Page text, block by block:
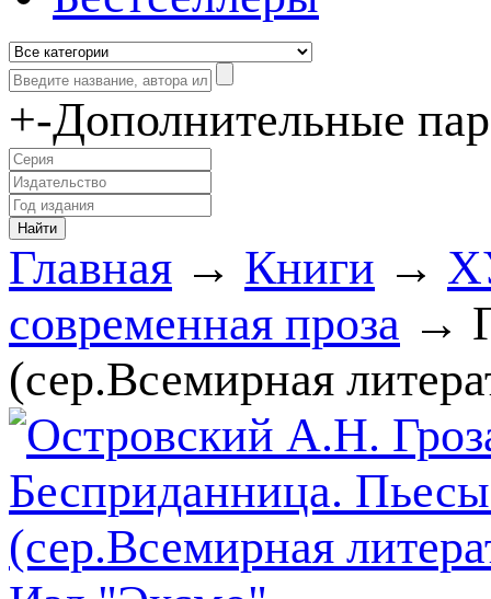
+-Дополнительные
Главная → Книги →
современная проза →
(сер.Всемирная